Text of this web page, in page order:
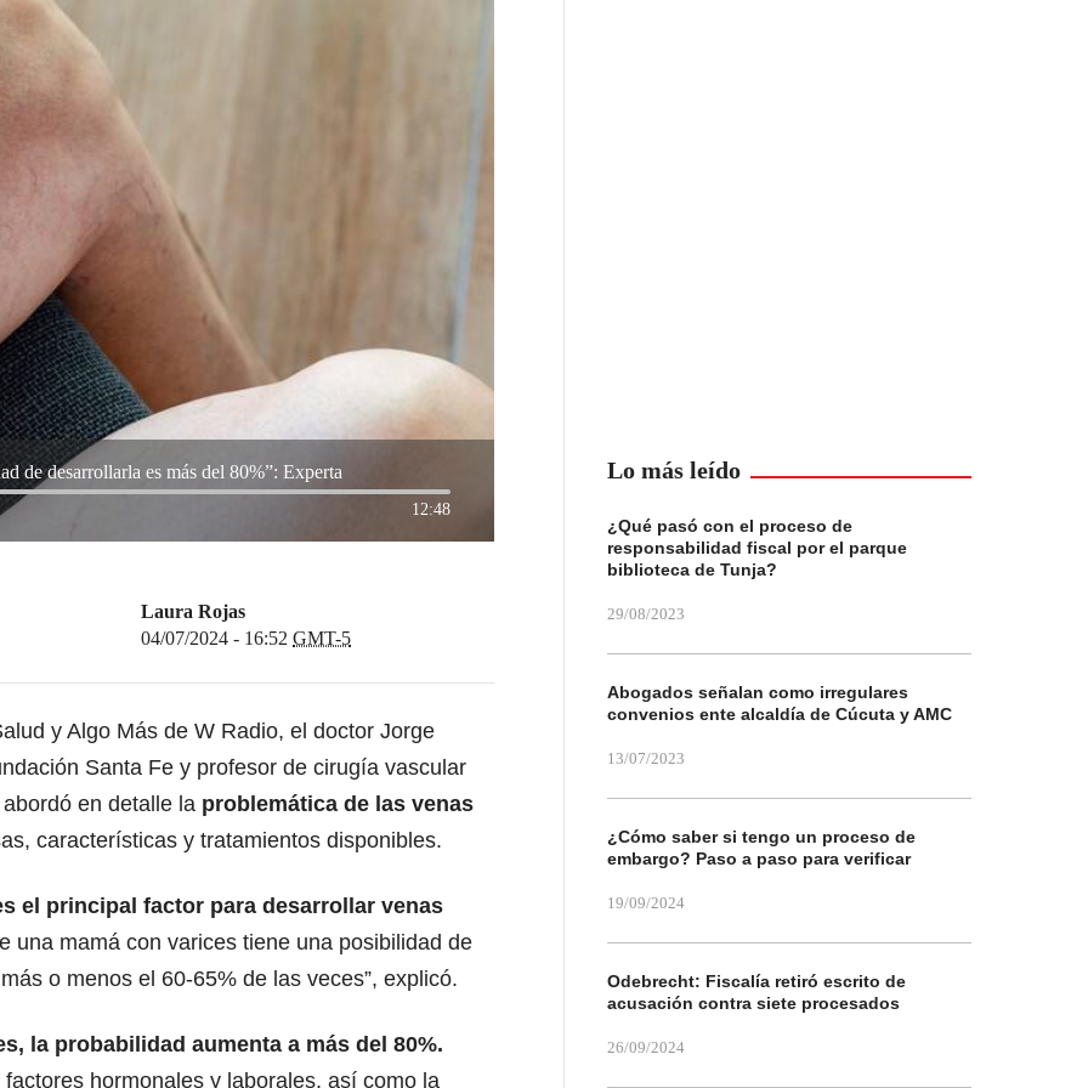
de desarrollarla es más del 80%”: Experta
12:48
Laura Rojas
04/07/2024 - 16:52 GMT-5
y Algo Más de W Radio, el doctor Jorge
Santa Fe y profesor de cirugía vascular
en detalle la problemática de las venas
características y tratamientos disponibles.
el principal factor para desarrollar venas
una mamá con varices tiene una posibilidad de
o menos el 60-65% de las veces”, explicó.
la probabilidad aumenta a más del 80%.
hormonales y laborales, así como la
Lo más leído
¿Qué pasó con el proceso de
responsabilidad fiscal por el parque
biblioteca de Tunja?
29/08/2023
Abogados señalan como irregulares
convenios ente alcaldía de Cúcuta y AMC
13/07/2023
¿Cómo saber si tengo un proceso de
embargo? Paso a paso para verificar
19/09/2024
Odebrecht: Fiscalía retiró escrito de
acusación contra siete procesados
26/09/2024